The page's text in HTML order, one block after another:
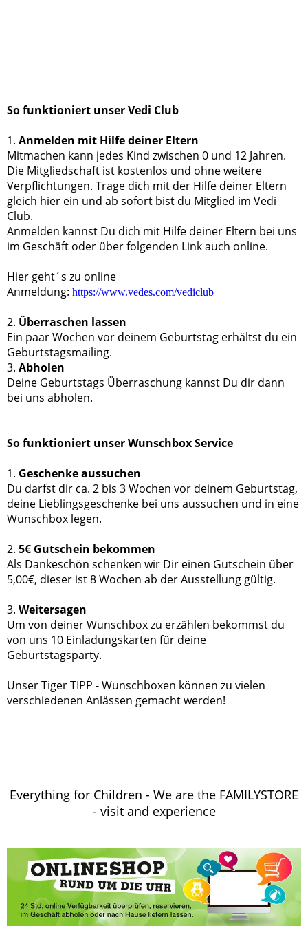
So funktioniert unser Vedi Club
1. Anmelden mit Hilfe deiner Eltern
Mitmachen kann jedes Kind zwischen 0 und 12 Jahren.
Die Mitgliedschaft ist kostenlos und ohne weitere
Verpflichtungen. Trage dich mit der Hilfe deiner Eltern
gleich hier ein und ab sofort bist du Mitglied im Vedi
Club.
Anmelden kannst Du dich mit Hilfe deiner Eltern bei uns
im Geschäft oder über folgenden Link auch online.
Hier geht´s zu online
Anmeldung: https://www.vedes.com/vediclub
2. Überraschen lassen
Ein paar Wochen vor deinem Geburtstag erhältst du ein
Geburtstagsmailing.
3. Abholen
Deine Geburtstags Überraschung kannst Du dir dann
bei uns abholen.
So funktioniert unser Wunschbox Service
1. Geschenke aussuchen
Du darfst dir ca. 2 bis 3 Wochen vor deinem Geburtstag,
deine Lieblingsgeschenke bei uns aussuchen und in eine
Wunschbox legen.
2. 5€ Gutschein bekommen
Als Dankeschön schenken wir Dir einen Gutschein über
5,00€, dieser ist 8 Wochen ab der Ausstellung gültig.
3. Weitersagen
Um von deiner Wunschbox zu erzählen bekommst du
von uns 10 Einladungskarten für deine
Geburtstagsparty.
Unser Tiger TIPP - Wunschboxen können zu vielen
verschiedenen Anlässen gemacht werden!
Everything for Children - We are the FAMILYSTORE
- visit and experience